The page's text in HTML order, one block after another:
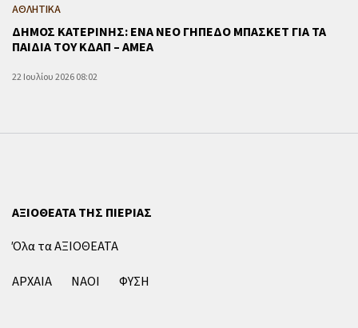
ΑΘΛΗΤΙΚΑ
ΔΗΜΟΣ ΚΑΤΕΡΙΝΗΣ: ΕΝΑ ΝΕΟ ΓΗΠΕΔΟ ΜΠΑΣΚΕΤ ΓΙΑ ΤΑ
ΠΑΙΔΙΑ ΤΟΥ ΚΔΑΠ – ΑΜΕΑ
22 Ιουλίου 2026 08:02
ΑΞΙΟΘΕΑΤΑ ΤΗΣ ΠΙΕΡΙΑΣ
Όλα τα ΑΞΙΟΘΕΑΤΑ
ΑΡΧΑΙΑ
ΝΑΟΙ ΦΥΣΗ